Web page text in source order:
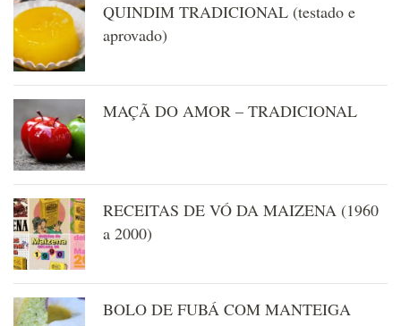
QUINDIM TRADICIONAL (testado e
aprovado)
MAÇÃ DO AMOR – TRADICIONAL
RECEITAS DE VÓ DA MAIZENA (1960
a 2000)
BOLO DE FUBÁ COM MANTEIGA